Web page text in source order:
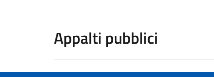
Appalti pubblici